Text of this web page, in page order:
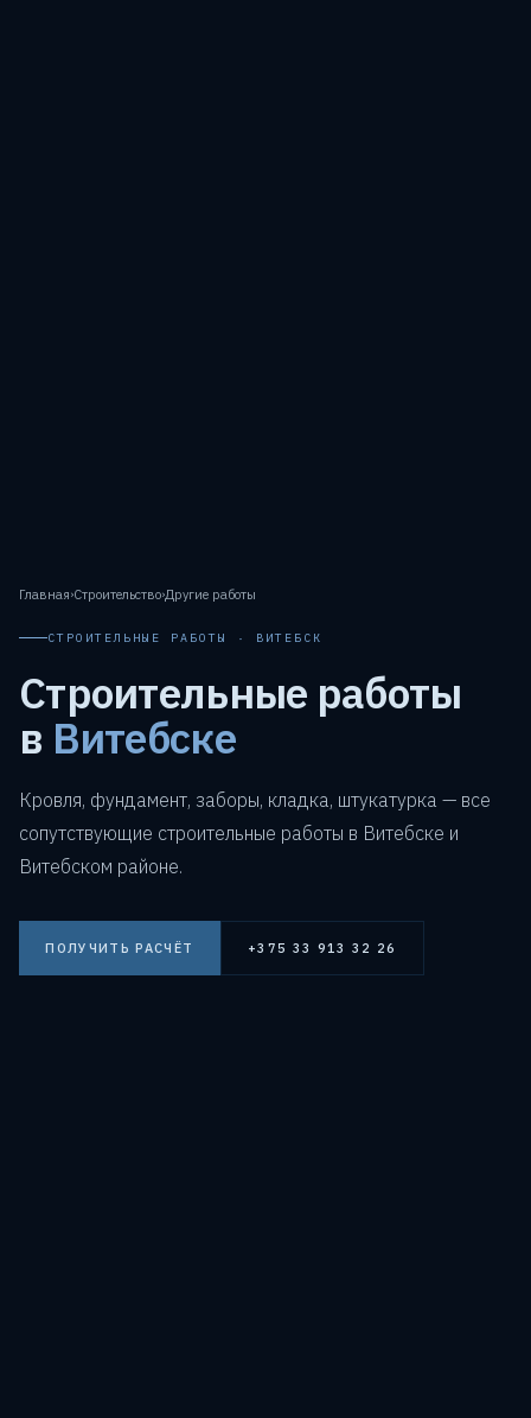
Главная›Строительство›Другие работы
СТРОИТЕЛЬНЫЕ РАБОТЫ · ВИТЕБСК
Строительные работы
в Витебске
Кровля, фундамент, заборы, кладка, штукатурка — все
сопутствующие строительные работы в Витебске и
Витебском районе.
ПОЛУЧИТЬ РАСЧЁТ +375 33 913 32 26